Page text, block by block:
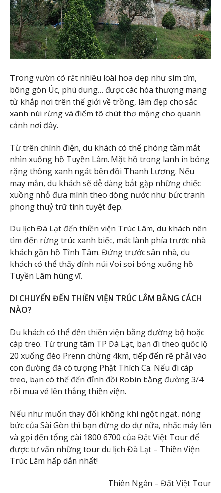
Trong vườn có rất nhiều loài hoa đẹp như sim tím,
bông gòn Úc, phù dung… được các hòa thượng mang
từ khắp nơi trên thế giới về trồng, làm đẹp cho sắc
xanh núi rừng và điểm tô chút thơ mộng cho quanh
cảnh nơi đây.
Từ trên chính điện, du khách có thể phóng tầm mắt
nhìn xuống hồ Tuyền Lâm. Mặt hồ trong lanh in bóng
rặng thông xanh ngát bên đồi Thanh Lương. Nếu
may mắn, du khách sẽ dễ dàng bắt gặp những chiếc
xuồng nhỏ đưa mình theo dòng nước như bức tranh
phong thuỷ trữ tình tuyệt đẹp.
Du lịch Đà Lạt đến thiền viện Trúc Lâm, du khách nên
tìm đến rừng trúc xanh biếc, mát lành phía trước nhà
khách gần hồ Tĩnh Tâm. Đứng trước sân nhà, du
khách có thể thấy đỉnh núi Voi soi bóng xuống hồ
Tuyền Lâm hùng vĩ.
DI CHUYỂN ĐẾN THIỀN VIỆN TRÚC LÂM BẰNG CÁCH
NÀO?
Du khách có thể đến thiền viện bằng đường bộ hoặc
cáp treo. Từ trung tâm TP Đà Lạt, bạn đi theo quốc lộ
20 xuống đèo Prenn chừng 4km, tiếp đến rẽ phải vào
con đường đá có tượng Phật Thích Ca. Nếu đi cáp
treo, bạn có thể đến đỉnh đồi Robin bằng đường 3/4
rồi mua vé lên thẳng thiền viện.
Nếu như muốn thay đổi không khí ngột ngạt, nóng
bức của Sài Gòn thì bạn đừng do dự nữa, nhấc máy lên
và gọi đến tổng đài 1800 6700 của Đất Việt Tour để
được tư vấn những tour du lịch Đà Lạt – Thiền Viện
Trúc Lâm hấp dẫn nhất!
Thiên Ngân – Đất Việt Tour